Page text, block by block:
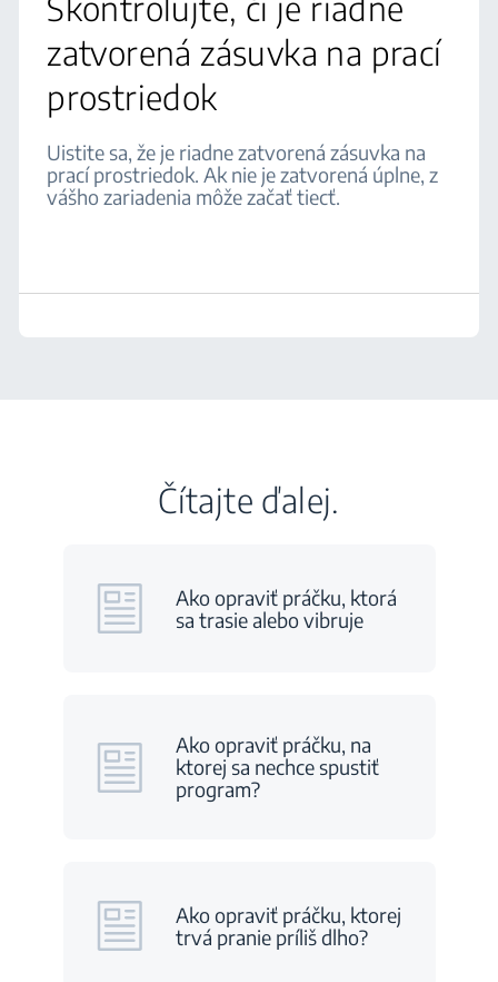
zatvorená zásuvka na prací
prostriedok
Uistite sa, že je riadne zatvorená zásuvka na
prací prostriedok. Ak nie je zatvorená úplne, z
vášho zariadenia môže začať tiecť.
Čítajte ďalej.
Ako opraviť práčku, ktorá
sa trasie alebo vibruje
Ako opraviť práčku, na
ktorej sa nechce spustiť
program?
Ako opraviť práčku, ktorej
trvá pranie príliš dlho?